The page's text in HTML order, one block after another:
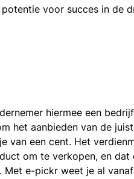
voor succes in de
hiermee een
het aanbieden van de
van een cent. Het
om te verkopen, en
e-pickr weet je al